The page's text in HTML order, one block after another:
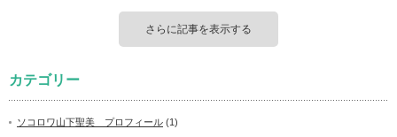
さらに記事を表示する
カテゴリー
ソコロワ山下聖美 プロフィール (1)